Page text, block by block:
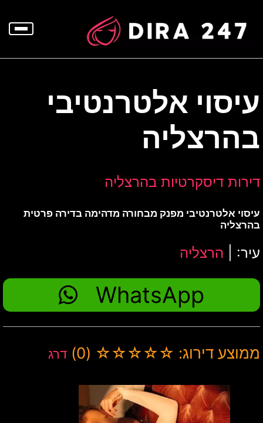
עיסוי אלטרנטיבי
בהרצליה
דירות דיסקרטיות בהרצליה
עיסוי אלטרנטיבי מפנק מבחורה מדהימה בדירה פרטית
בהרצליה
עיר: | הרצליה
WhatsApp
ממוצע דירוג: ☆☆☆☆☆ (0) דרג